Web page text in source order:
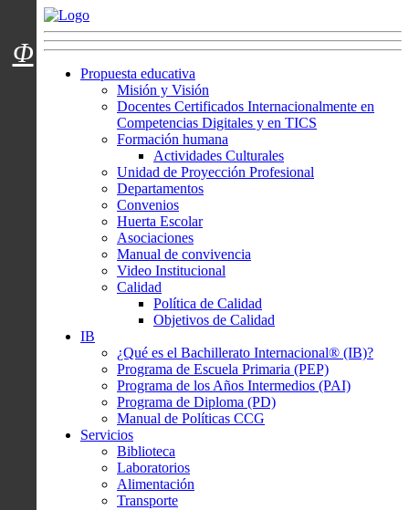
Menú usuarios
Propuesta educativa
Misión y Visión
Docentes Certificados Internacionalmente en
Competencias Digitales y en TICS
Formación humana
Actividades Culturales
Unidad de Proyección Profesional
Departamentos
Convenios
Huerta Escolar
Asociaciones
Manual de convivencia
Video Institucional
Calidad
Política de Calidad
Objetivos de Calidad
IB
¿Qué es el Bachillerato Internacional® (IB)?
Programa de Escuela Primaria (PEP)
Programa de los Años Intermedios (PAI)
Programa de Diploma (PD)
Manual de Políticas CCG
Servicios
Biblioteca
Laboratorios
Alimentación
Transporte
Φ